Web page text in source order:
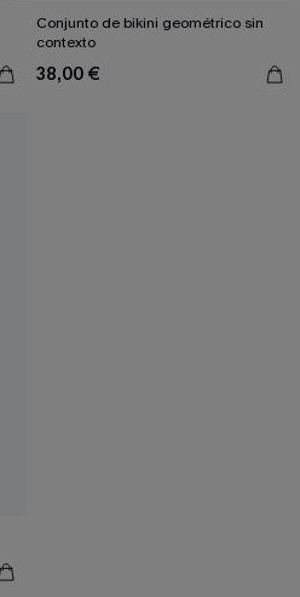
Conjunto de bikini geométrico sin
contexto
38,00 €